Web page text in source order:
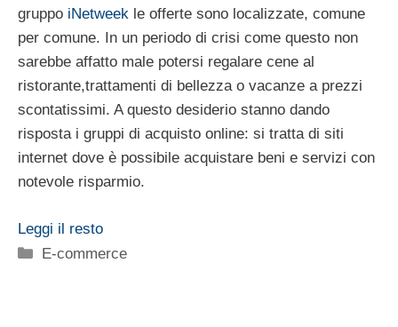
gruppo iNetweek le offerte sono localizzate, comune
per comune. In un periodo di crisi come questo non
sarebbe affatto male potersi regalare cene al
ristorante,trattamenti di bellezza o vacanze a prezzi
scontatissimi. A questo desiderio stanno dando
risposta i gruppi di acquisto online: si tratta di siti
internet dove è possibile acquistare beni e servizi con
notevole risparmio.
Leggi il resto
Categorie
E-commerce